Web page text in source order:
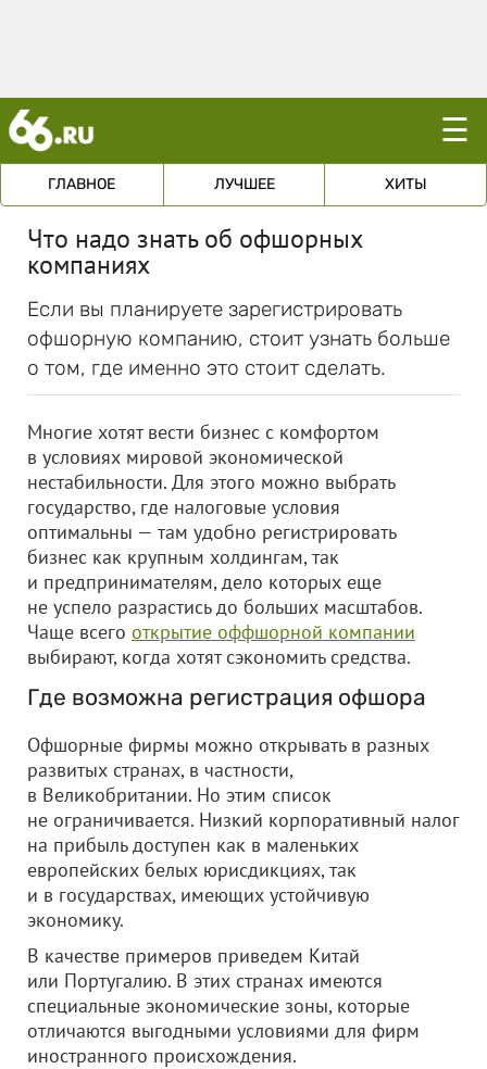
☰
ГЛАВНОЕ ЛУЧШЕЕ ХИТЫ
Что надо знать об офшорных
компаниях
Если вы планируете зарегистрировать
офшорную компанию, стоит узнать больше
о том, где именно это стоит сделать.
Многие хотят вести бизнес с комфортом
в условиях мировой экономической
нестабильности. Для этого можно выбрать
государство, где налоговые условия
оптимальны — там удобно регистрировать
бизнес как крупным холдингам, так
и предпринимателям, дело которых еще
не успело разрастись до больших масштабов.
Чаще всего открытие оффшорной компании
выбирают, когда хотят сэкономить средства.
Где возможна регистрация офшора
Офшорные фирмы можно открывать в разных
развитых странах, в частности,
в Великобритании. Но этим список
не ограничивается. Низкий корпоративный налог
на прибыль доступен как в маленьких
европейских белых юрисдикциях, так
и в государствах, имеющих устойчивую
экономику.
В качестве примеров приведем Китай
или Португалию. В этих странах имеются
специальные экономические зоны, которые
отличаются выгодными условиями для фирм
иностранного происхождения.